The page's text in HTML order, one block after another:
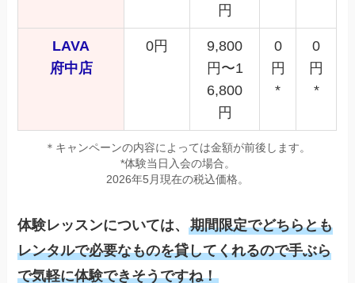
円
LAVA
府中店
0円
9,800
円〜1
6,800
円
0
円
*
0
円
*
＊キャンペーンの内容によっては金額が前後します。
*体験当日入会の場合。
2026年5月現在の税込価格。
体験レッスンについては、期間限定でどちらとも
レンタルで必要なものを貸してくれるので手ぶら
で気軽に体験できそうですね！